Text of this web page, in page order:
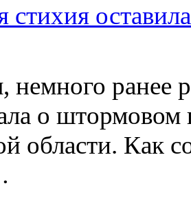
стихия
ранее
о
области. Как